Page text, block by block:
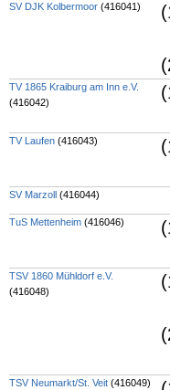
SV DJK Kolbermoor (416041)
TV 1865 Kraiburg am Inn e.V.
(416042)
TV Laufen (416043)
SV Marzoll (416044)
TuS Mettenheim (416046)
TSV 1860 Mühldorf e.V.
(416048)
TSV Neumarkt/St. Veit (416049)